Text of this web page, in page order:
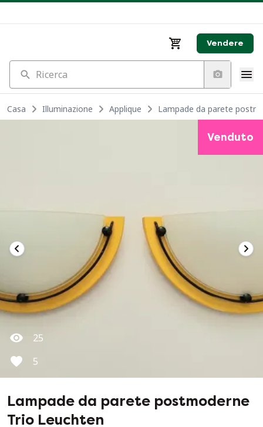
Vendere
Ricerca
Casa Illuminazione Applique Lampade da parete
25
5
Venduto
Lampade da parete postmoderne
Trio Leuchten